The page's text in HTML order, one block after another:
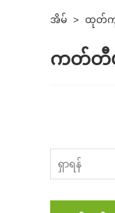
အိမ် > ထုတ်ကုန်
ကတ်တီပ